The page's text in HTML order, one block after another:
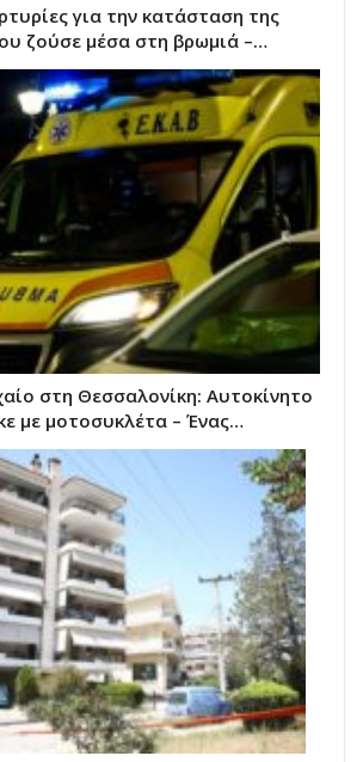
για την κατάσταση της
ζούσε μέσα στη βρωμιά –…
στη Θεσσαλονίκη: Αυτοκίνητο
με μοτοσυκλέτα – Ένας…